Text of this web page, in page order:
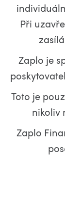
Při
Zaplo je
Toto je
nikoliv
Zaplo